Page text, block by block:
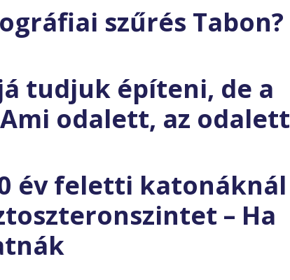
szűrés Tabon?
tudjuk építeni, de a
odalett, az odalett
év feletti katonáknál
– Ha